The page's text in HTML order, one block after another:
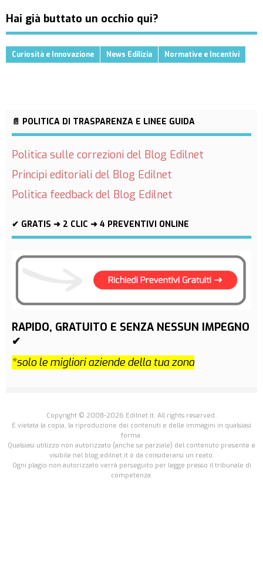
Hai già buttato un occhio qui?
Curiosità e Innovazione News Edilizia Normative e Incentivi
📄 POLITICA DI TRASPARENZA E LINEE GUIDA
Politica sulle correzioni del Blog Edilnet
Principi editoriali del Blog Edilnet
Politica feedback del Blog Edilnet
✔ GRATIS ➜ 2 CLIC ➜ 4 PREVENTIVI ONLINE
RAPIDO, GRATUITO E SENZA NESSUN IMPEGNO
✔
*solo le migliori aziende della tua zona
Copyright © 2008-2026 Edilnet.it. All rights reserved.
É vietata la copia, la riproduzione dei contenuti e delle immagini in qualsiasi
forma.
Qualsiasi utilizzo non autorizzato (anche se parziale) del contenuto presente e
visibile nel blog.edilnet.it è da considerarsi un reato.
Ogni plagio non autorizzato verrà perseguito per legge presso il tribunale di
competenza.